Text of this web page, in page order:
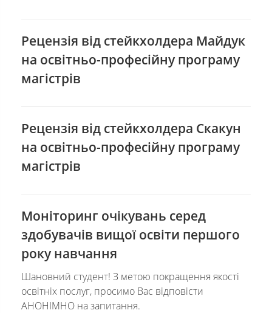
Рецензія від стейкхолдера Майдук
на освітньо-професійну програму
магістрів
Рецензія від стейкхолдера Скакун
на освітньо-професійну програму
магістрів
Моніторинг очікувань серед
здобувачів вищої освіти першого
року навчання
Шановний студент! З метою покращення якості
освітніх послуг, просимо Вас відповісти
АНОНІМНО на запитання.